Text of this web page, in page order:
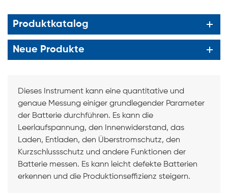
Produktkatalog
Neue Produkte
Dieses Instrument kann eine quantitative und
genaue Messung einiger grundlegender Parameter
der Batterie durchführen. Es kann die
Leerlaufspannung, den Innenwiderstand, das
Laden, Entladen, den Überstromschutz, den
Kurzschlussschutz und andere Funktionen der
Batterie messen. Es kann leicht defekte Batterien
erkennen und die Produktionseffizienz steigern.